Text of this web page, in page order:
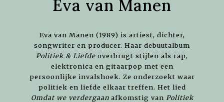
Eva van Manen
Eva van Manen (1989) is artiest, dichter,
songwriter en producer. Haar debuutalbum
Politiek & Liefde overbrugt stijlen als rap,
elektronica en gitaarpop met een
persoonlijke invalshoek. Ze onderzoekt waar
politiek en liefde elkaar treffen. Het lied
Omdat we verdergaanafkomstig van Politiek